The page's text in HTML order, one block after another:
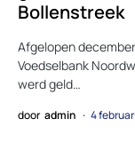
Bollenstreek
Afgelopen
Voedselbank
werd geld…
door admin 4